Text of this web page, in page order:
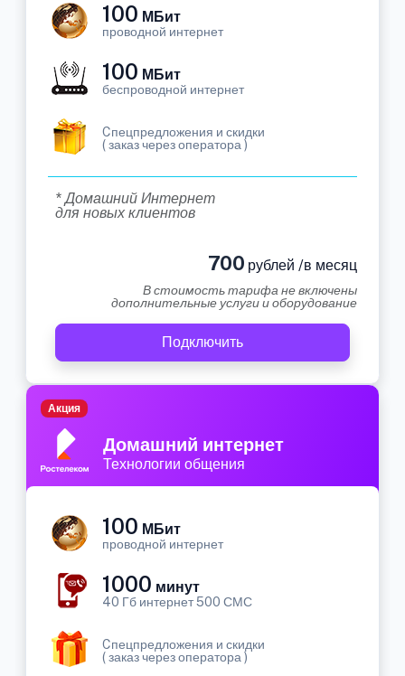
100 МБит
проводной интернет
100 МБит
беспроводной интернет
Cпецпредложения и скидки
( заказ через оператора )
* Домашний Интернет
для новых клиентов
700 рублей /в месяц
В стоимость тарифа не включены
дополнительные услуги и оборудование
Подключить
Домашний интернет
Технологии общения
Акция
100 МБит
проводной интернет
1000 минут
40 Гб интернет 500 СМС
Cпецпредложения и скидки
( заказ через оператора )